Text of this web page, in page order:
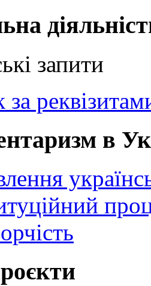
запити
в